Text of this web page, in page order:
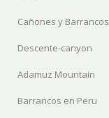
Cañones y Barrancos
Descente-canyon
Adamuz Mountain
Barrancos en Peru